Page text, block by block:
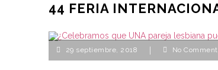
44 FERIA
29 septiembre, 2018 No